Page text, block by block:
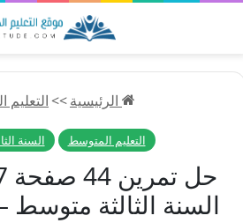
الرئيسية>>
التعليم المتوسط السنة
السنة الثالثة متوسط